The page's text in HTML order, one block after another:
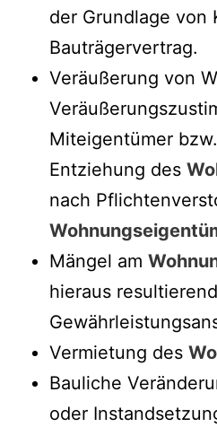
der Grundlage von
Bauträgervertrag.
Veräußerung von
Miteigentümer
Entziehung des
nach
Mängel am
hieraus
Vermietung des
Bauliche
oder